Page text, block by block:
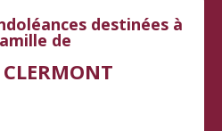
destinées à
de